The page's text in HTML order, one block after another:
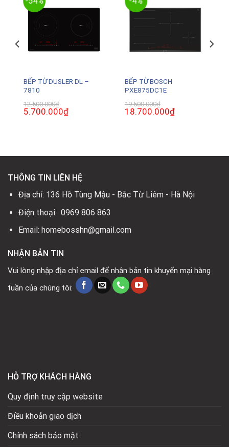
BẾP TỪ DUSLER DL –
7810
12.500.000₫
Giá
gốc
5.700.000₫Giá
hiện
BẾP TỪ BOSCH
PXE875DC1E
19.500.000₫
Giá
gốc
18.700.000₫Giá
hiện
THÔNG TIN LIÊN HỆ
Địa chỉ: 136 Hồ Tùng Mậu - Bắc Từ Liêm - Hà Nội
Điện thoại: 0969 806 863
Email: homebosshn@gmail.com
NHẬN BẢN TIN
Vui lòng nhập địa chỉ email để nhận bản tin khuyến mại hàng
tuần của chúng tôi:
HỖ TRỢ KHÁCH HÀNG
Quy định truy cập website
Điều khoản giao dịch
Chính sách bảo mật